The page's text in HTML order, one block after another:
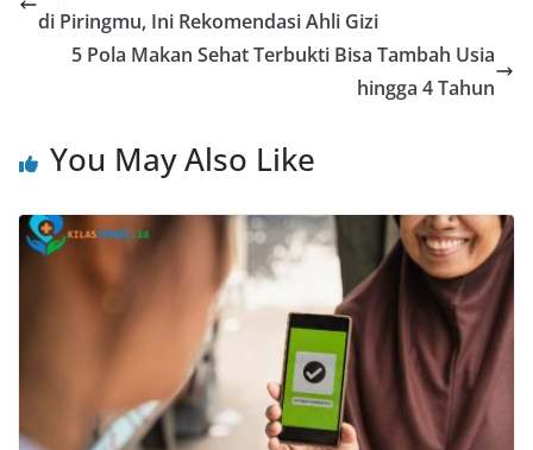
di Piringmu, Ini Rekomendasi Ahli Gizi
5 Pola Makan Sehat Terbukti Bisa Tambah Usia
hingga 4 Tahun
You May Also Like